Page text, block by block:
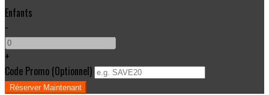
Enfants
-
+
Code Promo (Optionnel)